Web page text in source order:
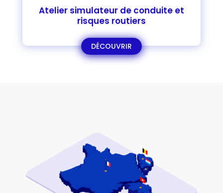
Atelier simulateur de conduite et
risques routiers
DÉCOUVRIR